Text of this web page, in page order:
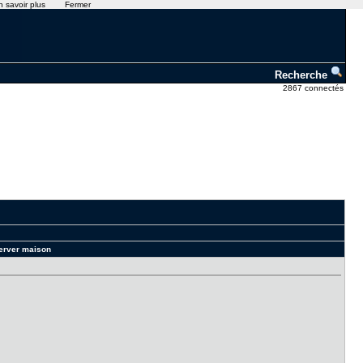
Recherche
2867 connectés
maison
savoir plus Fermer